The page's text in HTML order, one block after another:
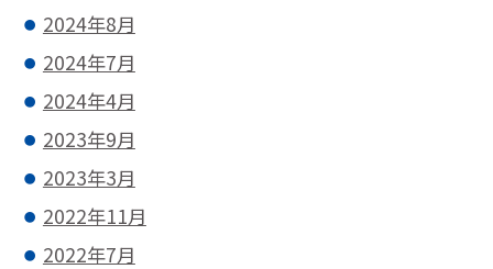
2024年8月
2024年7月
2024年4月
2023年9月
2023年3月
2022年11月
2022年7月